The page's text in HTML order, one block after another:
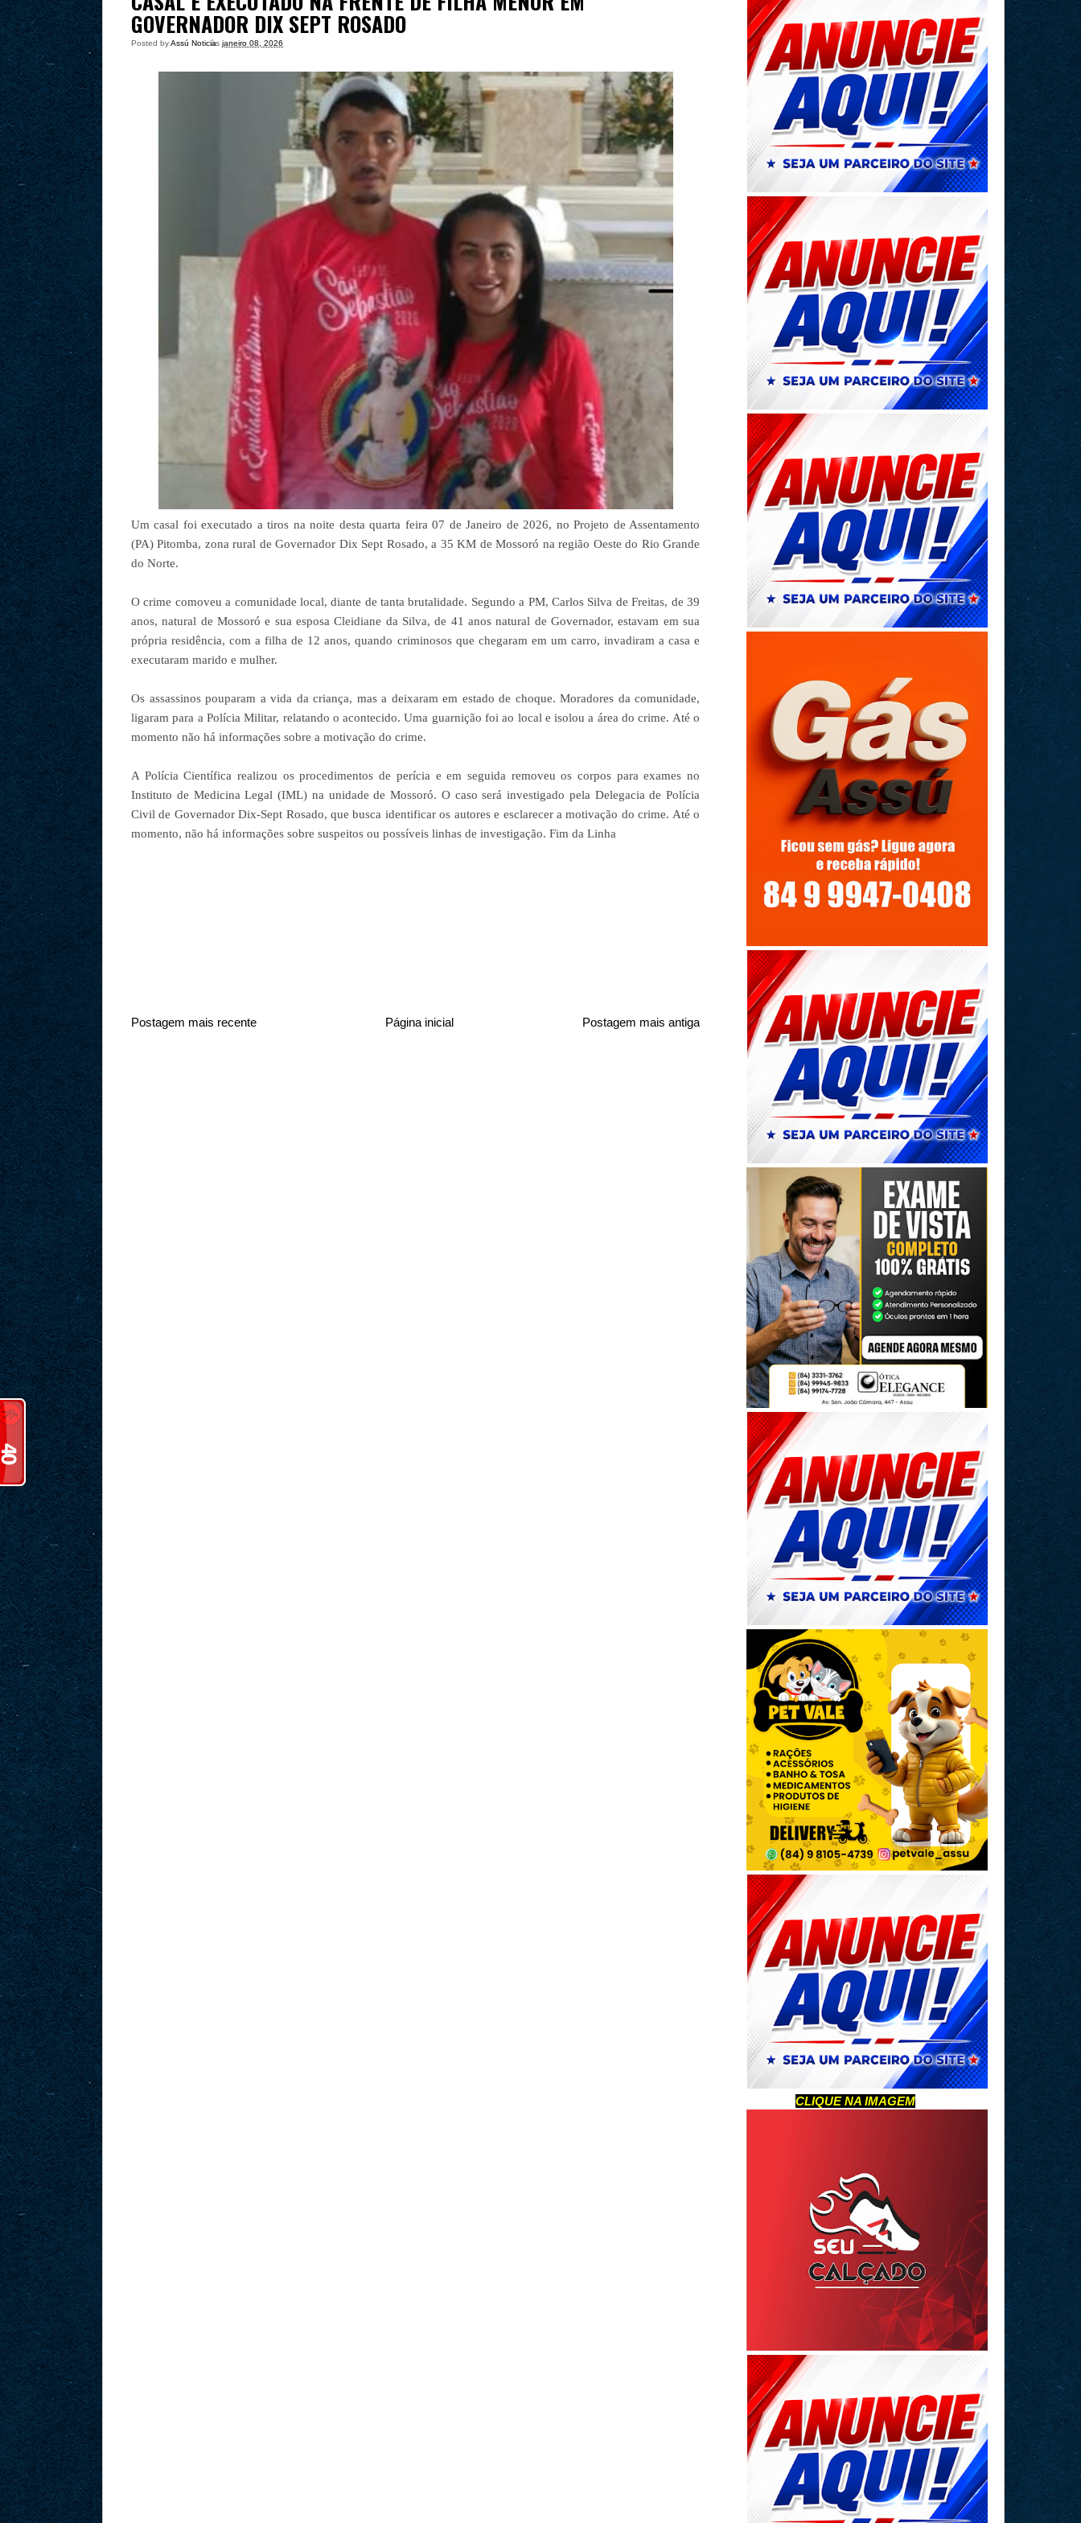
GOVERNADOR DIX SEPT ROSADO
Posted byAssú Noticia
às janeiro 08, 2026
Um casal foi executado a tiros na noite desta quarta feira 07 de Janeiro de 2026, no Projeto de Assentamento
(PA) Pitomba, zona rural de Governador Dix Sept Rosado, a 35 KM de Mossoró na região Oeste do Rio Grande
do Norte.
O crime comoveu a comunidade local, diante de tanta brutalidade. Segundo a PM, Carlos Silva de Freitas, de 39
anos, natural de Mossoró e sua esposa Cleidiane da Silva, de 41 anos natural de Governador, estavam em sua
própria residência, com a filha de 12 anos, quando criminosos que chegaram em um carro, invadiram a casa e
executaram marido e mulher.
Os assassinos pouparam a vida da criança, mas a deixaram em estado de choque. Moradores da comunidade,
ligaram para a Polícia Militar, relatando o acontecido. Uma guarnição foi ao local e isolou a área do crime. Até o
momento não há informações sobre a motivação do crime.
A Polícia Científica realizou os procedimentos de perícia e em seguida removeu os corpos para exames no
Instituto de Medicina Legal (IML) na unidade de Mossoró. O caso será investigado pela Delegacia de Polícia
Civil de Governador Dix-Sept Rosado, que busca identificar os autores e esclarecer a motivação do crime. Até o
momento, não há informações sobre suspeitos ou possíveis linhas de investigação. Fim da Linha
Postagem mais recente Postagem mais antiga
Página inicial
CLIQUE NA IMAGEM